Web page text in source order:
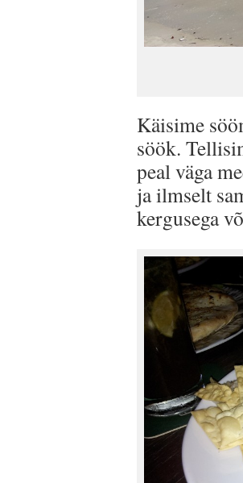
Käisime
söök.
peal väga
ja ilmselt
kergusega